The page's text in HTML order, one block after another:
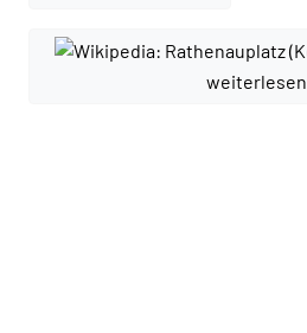
weiterlesen